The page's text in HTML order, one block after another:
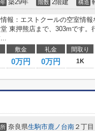
築29年 階数 2階建 構造
報：エストクールの空室情
堂 東押熊店まで、303mです
敷金 礼金 間取り
0万円 0万円 1K
奈良県生駒市鹿ノ台南 ２丁目